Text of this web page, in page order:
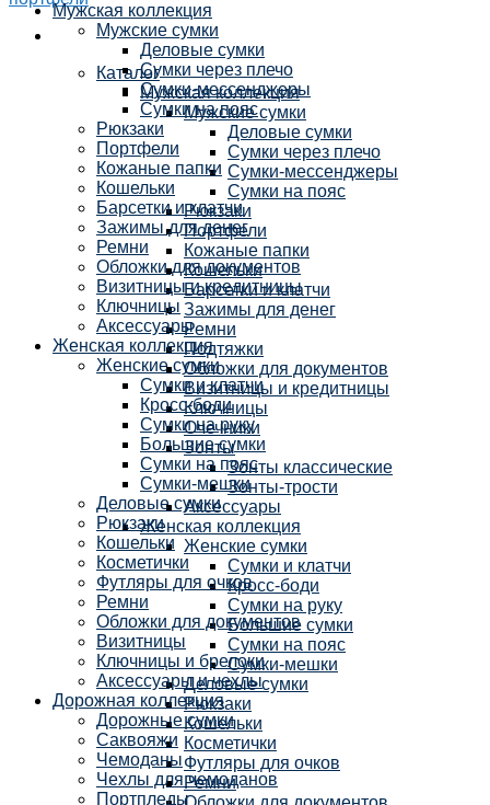
Каталог
Мужская коллекция
Мужские сумки
Деловые сумки
Сумки через плечо
Сумки-мессенджеры
Сумки на пояс
Рюкзаки
Портфели
Кожаные папки
Кошельки
Барсетки и клатчи
Зажимы для денег
Ремни
Подтяжки
Обложки для документов
Визитницы и кредитницы
Ключницы
Очечники
Зонты
Зонты классические
Зонты-трости
Аксессуары
Женская коллекция
Женские сумки
Сумки и клатчи
Кросс-боди
Сумки на руку
Большие сумки
Сумки на пояс
Сумки-мешки
Деловые сумки
Рюкзаки
Кошельки
Косметички
Футляры для очков
Ремни
Мужская коллекция
Мужские сумки
Деловые сумки
Сумки через плечо
Сумки-мессенджеры
Сумки на пояс
Рюкзаки
Портфели
Кожаные папки
Кошельки
Барсетки и клатчи
Зажимы для денег
Ремни
Обложки для документов
Визитницы и кредитницы
Ключницы
Аксессуары
Женская коллекция
Женские сумки
Сумки и клатчи
Кросс-боди
Сумки на руку
Большие сумки
Сумки на пояс
Сумки-мешки
Деловые сумки
Рюкзаки
Кошельки
Косметички
Футляры для очков
Ремни
Обложки для документов
Визитницы
Ключницы и брелоки
Аксессуары и чехлы
Дорожная коллекция
Дорожные сумки
Саквояжи
Чемоданы
Чехлы для чемоданов
Портпледы